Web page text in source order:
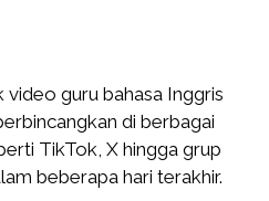
video guru bahasa Inggris
di berbagai
TikTok, X hingga grup
beberapa hari terakhir.